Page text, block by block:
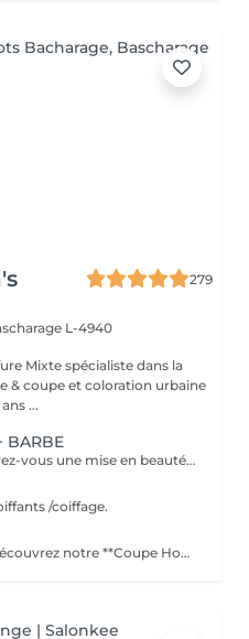
279
L-4940
Mixte spécialiste dans la
& coupe et coloration urbaine
ans ...
BARBE
**Coupe Homme & Barbe** Offrez-vous une mise en beauté complète avec notre service **Coupe Homme & Barbe**, conçu pour les hommes qui souhaitent un style parfaitement maîtrisé de la tête à la barbe. La prestation débute par une **consultation personnalisée** afin de définir la coupe et la forme de barbe qui mettront le mieux en valeur votre visage. Nos experts réalisent ensuite une **coupe de cheveux précise et structurée**, suivie d'un **travail minutieux de la barbe** : taille, définition des contours et mise en forme pour un rendu propre et harmonieux. Le service se termine par un **coiffage professionnel et une finition barbe soignée** pour un résultat net, élégant et durable. L'alliance parfaite entre coupe et barbe pour un look soigné, moderne et parfaitement équilibré.
/coiffage.
**Coupe Homme Signature** Découvrez notre **Coupe Homme Signature**, un service premium pensé pour les hommes qui recherchent plus qu'une simple coupe : une véritable expérience de style. Chaque rendez-vous débute par une **consultation personnalisée** afin d'analyser la forme de votre visage, la nature de vos cheveux et votre style de vie. Nos experts réalisent ensuite une coupe précise et parfaitement structurée, travaillée dans les moindres détails pour un résultat élégant, moderne et durable. La prestation se termine par un **coiffage professionnel avec des produits haut de gamme**, pour sublimer votre coupe et vous offrir une finition impeccable. Un moment de soin et de précision dédié aux hommes exigeants qui souhaitent afficher un style soigné et distingué.